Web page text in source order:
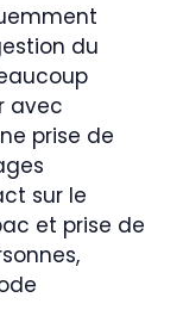
du
avec
prise de
sur le
et prise de